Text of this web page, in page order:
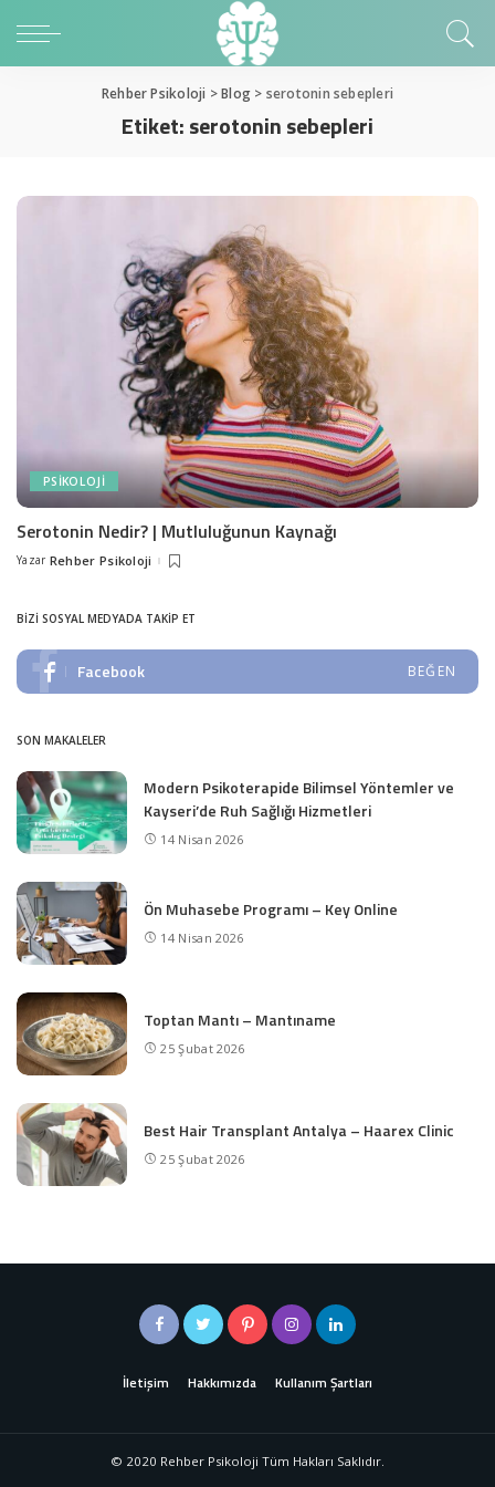
Rehber Psikoloji >Blog > serotonin sebepleri
Etiket:serotonin sebepleri
PSIKOLOJI
Serotonin Nedir? | Mutluluğunun Kaynağı
Posted
Yazar Rehber Psikoloji
BIZI SOSYAL MEDYADA TAKIP ET
Facebook BEĞEN
SON MAKALELER
Modern Psikoterapide Bilimsel Yöntemler ve
Kayseri’de Ruh Sağlığı Hizmetleri
14 Nisan 2026
Ön Muhasebe Programı – Key Online
14 Nisan 2026
Toptan Mantı – Mantıname
25 Şubat 2026
Best Hair Transplant Antalya – Haarex Clinic
25 Şubat 2026
İletişim Hakkımızda Kullanım Şartları
© 2020 Rehber Psikoloji Tüm Hakları Saklıdır.